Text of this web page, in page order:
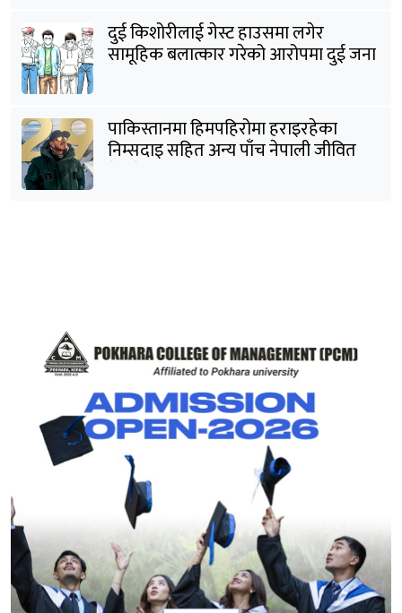
दुई किशोरीलाई गेस्ट हाउसमा लगेर
सामूहिक बलात्कार गरेको आरोपमा दुई जना
पाकिस्तानमा हिमपहिरोमा हराइरहेका
निम्सदाइ सहित अन्य पाँच नेपाली जीवित